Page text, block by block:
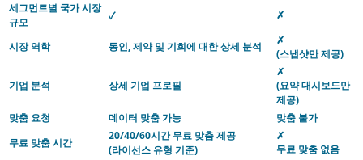
세그먼트별 국가 시장
규모
✓ ✗
시장 역학 동인, 제약 및 기회에 대한 상세 분석
✗
(스냅샷만 제공)
기업 분석 상세 기업 프로필
✗
(요약 대시보드만
제공)
맞춤 요청
데이터 맞춤 가능
맞춤 불가
무료 맞춤 시간
20/40/60시간 무료 맞춤 제공
(라이선스 유형 기준)
✗
무료 맞춤 없음